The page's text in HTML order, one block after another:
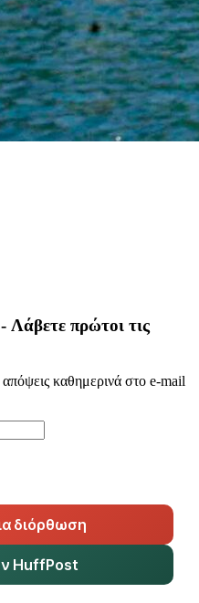
Λάβετε πρώτοι τις
απόψεις καθημερινά στο e-mail
διόρθωση
HuffPost